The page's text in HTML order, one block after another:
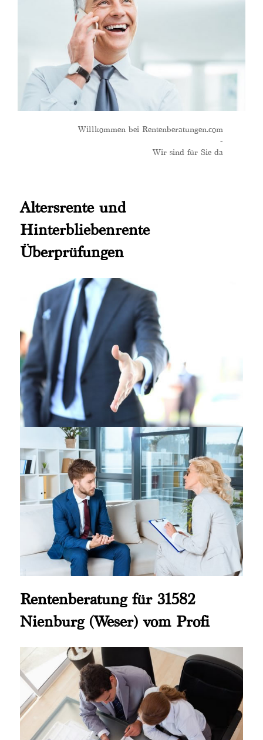
Willkommen bei Rentenberatungen.com
-
Wir sind für Sie da
Altersrente und
Hinterbliebenrente
Überprüfungen
Rentenberatung für 31582
Nienburg (Weser) vom Profi